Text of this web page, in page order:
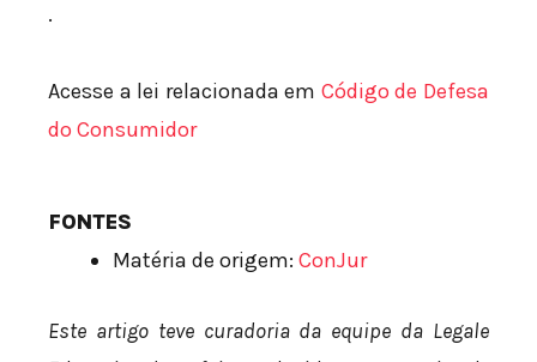
.
Acesse a lei relacionada em Código de Defesa
do Consumidor
FONTES
Matéria de origem: ConJur
Este artigo teve curadoria da equipe da Legale